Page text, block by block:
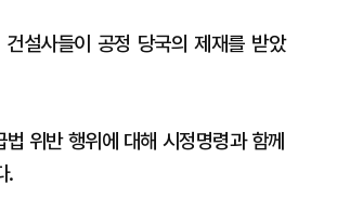
설사들이 공정 당국의 제재를 받았
위반 행위에 대해 시정명령과 함께
.